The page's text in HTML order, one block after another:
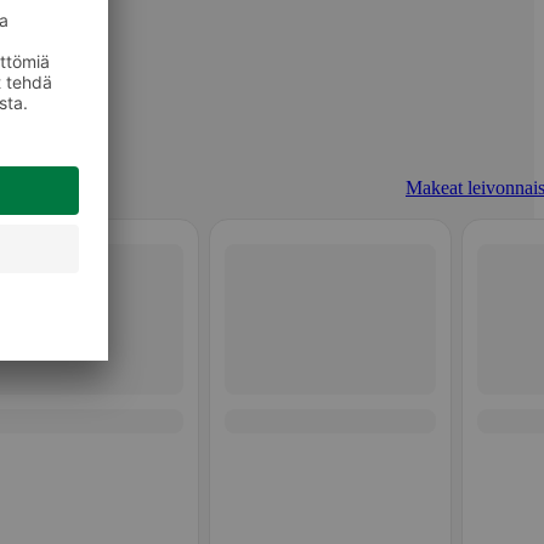
Makeat